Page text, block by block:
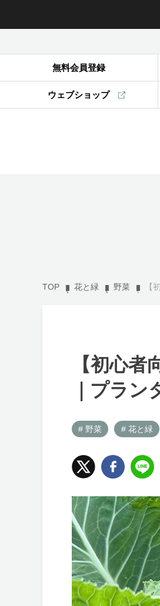
無料会員登録
ウェブショップ
TOP 花と緑 野菜 【
【初心
｜プラ
# 野菜 # 花と緑